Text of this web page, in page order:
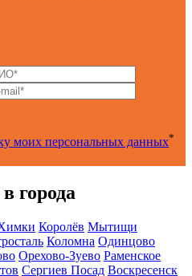
моих персональных данных*
города
Королёв Мытищи
Коломна Одинцово
Орехово-Зуево Раменское
Сергиев Посад Воскресенск